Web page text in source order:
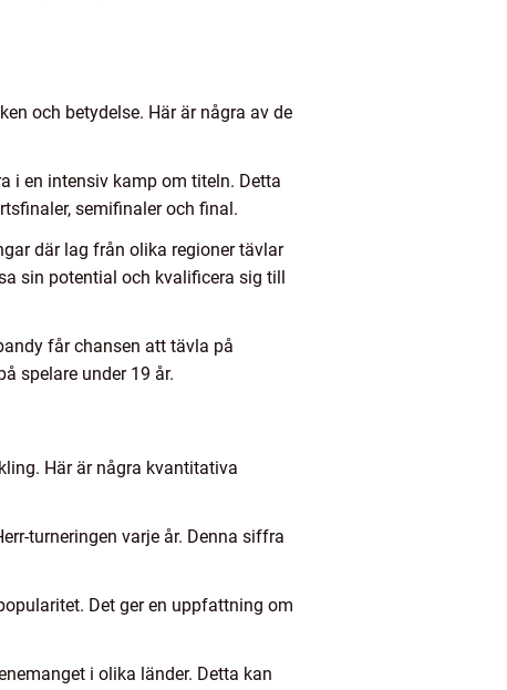
och betydelse. Här är några av de
i en intensiv kamp om titeln. Detta
semifinaler och final.
där lag från olika regioner tävlar
sin potential och kvalificera sig till
får chansen att tävla på
spelare under 19 år.
Här är några kvantitativa
turneringen varje år. Denna siffra
Det ger en uppfattning om
i olika länder. Detta kan